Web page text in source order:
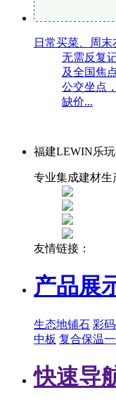
日常买菜、周
无需反复
及全国焦
公交坐点
缺价...
福建LEWIN乐
专业集成建材生
友情链接：
产品展
生态地铺石 彩
中板 复合保温
快速导